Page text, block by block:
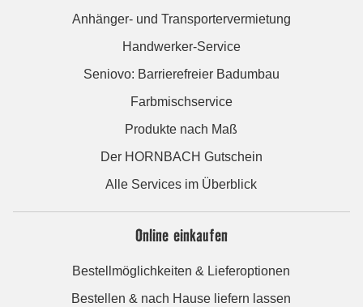
Anhänger- und Transportervermietung
Handwerker-Service
Seniovo: Barrierefreier Badumbau
Farbmischservice
Produkte nach Maß
Der HORNBACH Gutschein
Alle Services im Überblick
Online einkaufen
Bestellmöglichkeiten & Lieferoptionen
Bestellen & nach Hause liefern lassen